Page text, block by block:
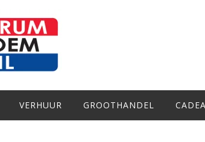
VERHUUR GROOTHANDEL